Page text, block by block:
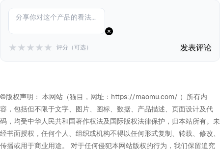
★★★★★ 评分（可选） 发表评论
©版权声明： 本网站（猫目，网址：https://maomu.com/ ）所有内
容，包括但不限于文字、图片、图标、数据、产品描述、页面设计及代
码，均受中华人民共和国著作权法及国际版权法律保护，归本站所有。未
经书面授权，任何个人、组织或机构不得以任何形式复制、转载、修改、
传播或用于商业用途。 对于任何侵犯本网站版权的行为，我们保留追究